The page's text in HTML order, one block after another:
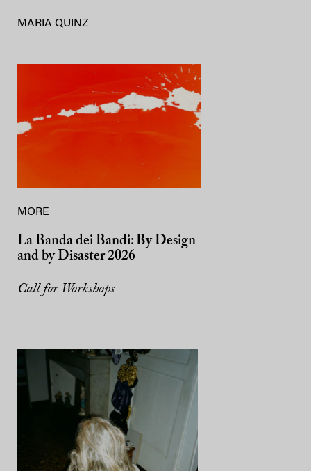
MARIA QUINZ
MORE
La Banda dei Bandi: By Design
and by Disaster 2026
Call for Workshops